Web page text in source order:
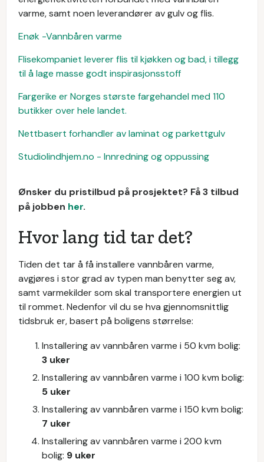
varme, samt noen leverandører av gulv og flis.
Enøk -Vannbåren varme
Flisekompaniet leverer flis til kjøkken og bad, i tillegg
til å lage masse godt inspirasjonsstoff
Fargerike er Norges største fargehandel med 110
butikker over hele landet.
Nettbasert forhandler av laminat og parkettgulv
Studiolindhjem.no - Innredning og oppussing
Ønsker du pristilbud på prosjektet? Få 3 tilbud
på jobben her.
Hvor lang tid tar det?
Tiden det tar å få installere vannbåren varme,
avgjøres i stor grad av typen man benytter seg av,
samt varmekilder som skal transportere energien ut
til rommet. Nedenfor vil du se hva gjennomsnittlig
tidsbruk er, basert på boligens størrelse:
Installering av vannbåren varme i 50 kvm bolig:
3 uker
Installering av vannbåren varme i 100 kvm bolig:
5 uker
Installering av vannbåren varme i 150 kvm bolig:
7 uker
Installering av vannbåren varme i 200 kvm
bolig: 9 uker